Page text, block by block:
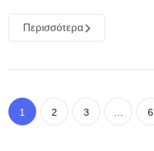
Περισσότερα
1 2 3 … 6